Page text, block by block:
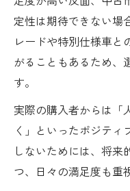
定性は期待できない場
レードや特別仕様車と
がることもあるため、
す。
実際の購入者からは「
く」といったポジテ
しないためには、将来
つ、日々の満足度も重